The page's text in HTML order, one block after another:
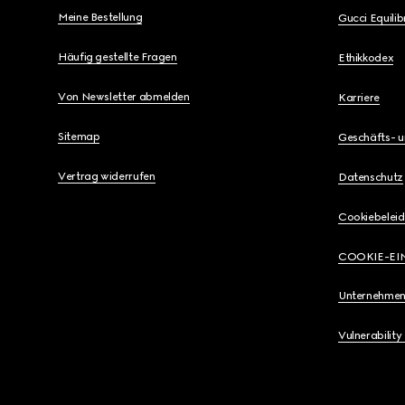
Meine Bestellung
Häufig gestellte Fragen
Von Newsletter abmelden
Sitemap
Vertrag widerrufen
Gucci
Ethikkodex
Karriere
Geschäfts-
Datenschutz
Cookiebeleid
COOKIE-
Vulnerability